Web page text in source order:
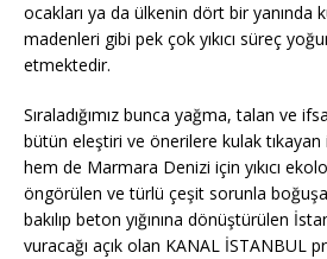
ocakları ya da ülkenin dört bir yanında
madenleri gibi pek çok yıkıcı süreç
etmektedir.
Sıraladığımız bunca yağma, talan ve
bütün eleştiri ve önerilere kulak
hem de Marmara Denizi için yıkıcı
öngörülen ve türlü çeşit sorunla
bakılıp beton yığınına dönüştürülen
vuracağı açık olan KANAL İSTANBUL